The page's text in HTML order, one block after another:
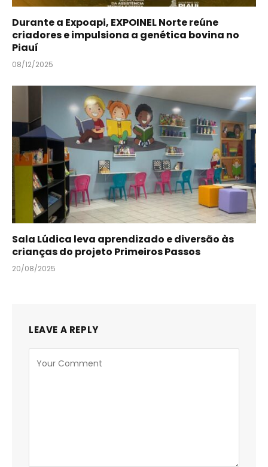
Durante a Expoapi, EXPOINEL Norte reúne
criadores e impulsiona a genética bovina no
Piauí
08/12/2025
Sala Lúdica leva aprendizado e diversão às
crianças do projeto Primeiros Passos
20/08/2025
LEAVE A REPLY